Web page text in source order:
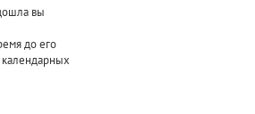
вы
до его
календарных